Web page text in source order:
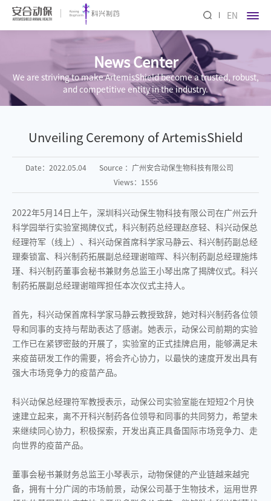
EN
News Center
We are striving to make ArtemisShield become a trusted, robust,
and competitive entity in the industry.
Unveiling Ceremony of ArtemisShield
Date：2022.05.04
Source ：广州安合动保生物科技有限公司
Views：1556
2022年5月14日上午，深圳科兴动保生物科技有限公司在广州云升
科学园举行实验室揭牌仪式，科兴制药总经理赵彦轻、科兴动保总
经理符军（线上）、科兴动保首席科学家马静云、科兴制药副总经
理秦锁富、科兴制药拓展副总经理谢暄晖、科兴制药副总经理施炜
瑾、科兴制药董事会秘书兼财务总监王小琴出席了揭牌仪式。科兴
制药拓展副总经理谢暄晖担任本次仪式主持人。
首先，科兴动保首席科学家马静云教授致辞，她对科兴制药各位领
导和同事的支持与帮助表达了感谢。她表示，动保公司前期的实验
工作已在紧锣密鼓的开展了，实验室的正式挂牌启用，能够满足未
来疫苗研发工作的需要，将会齐心协力，以最快的速度开发出具有
强大市场竞争力的疫苗产品。
科兴动保总经理符军教授表示，动保公司实验室能在短短2个月快
速建立起来，离不开科兴制药各位领导和同事的共同努力，希望未
来继续同心协力，积极探索，开发出真正具备国际市场竞争力、走
向世界的疫苗产品。
董事会秘书兼财务总监王小琴表示，动物保健的产业链越来越完
备，拥有十分广阔的市场前景，动保公司基于生物技术，运用世界